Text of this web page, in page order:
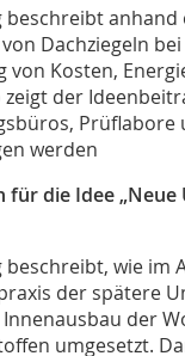
Dachziegeln
von Kosten,
der
werden
für die Idee
wie im
der spätere
der
umgesetzt.